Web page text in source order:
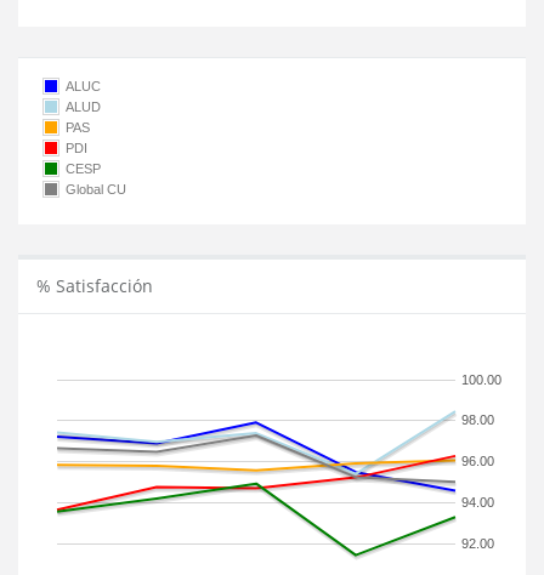
ALUC
ALUD
PAS
PDI
CESP
Global CU
% Satisfacción
92.00
94.00
96.00
98.00
100.00